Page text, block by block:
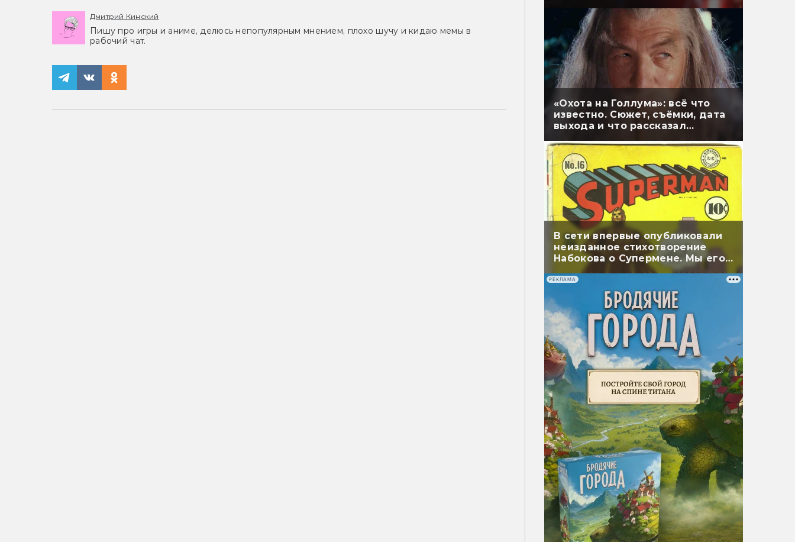
Дмитрий Кинский
Пишу про игры и аниме, делюсь непопулярным мнением, плохо шучу и кидаю мемы в
рабочий чат.
«Охота на Голлума»: всё что
известно. Сюжет, съёмки, дата
выхода и что рассказал
В сети впервые опубликовали
неизданное стихотворение
Набокова о Супермене. Мы его
перевели
РЕКЛАМА